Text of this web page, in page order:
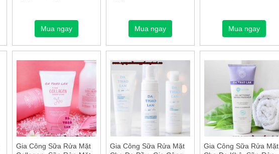
Mua ngay Mua ngay Mua ngay
Gia Công Sữa Rửa Mặt
Gia Công Sữa Rửa Mặt
Gia Công Sữa Rửa Mặt